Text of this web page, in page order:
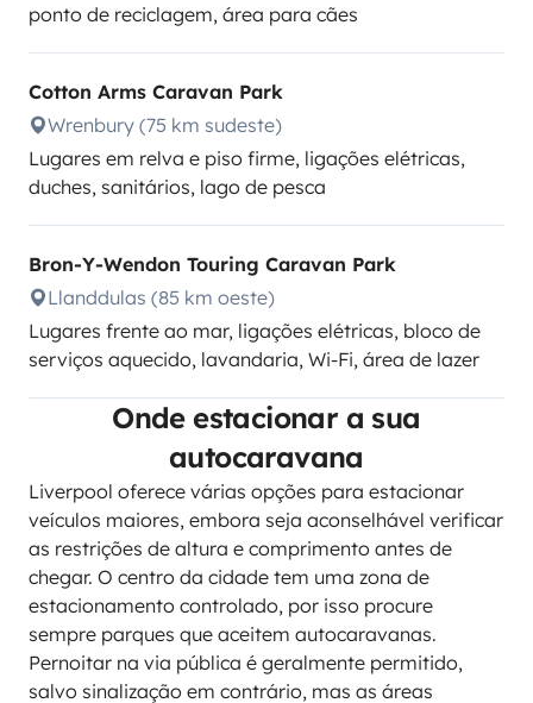
ponto de reciclagem, área para cães
Cotton Arms Caravan Park
Wrenbury (75 km sudeste)
Lugares em relva e piso firme, ligações elétricas,
duches, sanitários, lago de pesca
Bron-Y-Wendon Touring Caravan Park
Llanddulas (85 km oeste)
Lugares frente ao mar, ligações elétricas, bloco de
serviços aquecido, lavandaria, Wi-Fi, área de lazer
Onde estacionar a sua
autocaravana
Liverpool oferece várias opções para estacionar
veículos maiores, embora seja aconselhável verificar
as restrições de altura e comprimento antes de
chegar. O centro da cidade tem uma zona de
estacionamento controlado, por isso procure
sempre parques que aceitem autocaravanas.
Pernoitar na via pública é geralmente permitido,
salvo sinalização em contrário, mas as áreas